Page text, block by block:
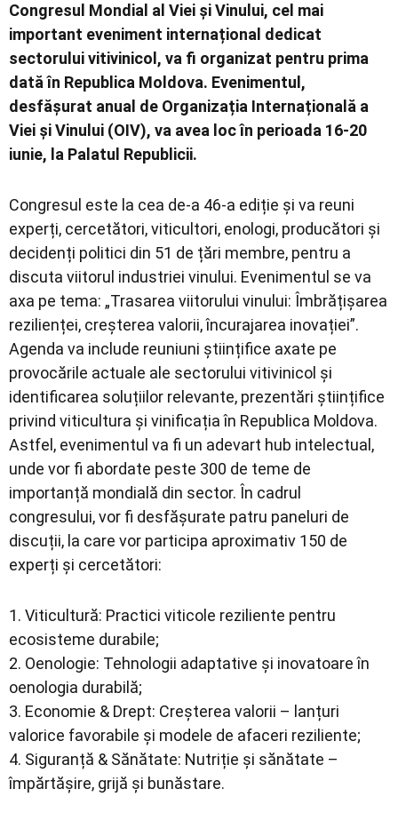
Congresul Mondial al Viei și Vinului, cel mai
important eveniment internațional dedicat
sectorului vitivinicol, va fi organizat pentru prima
dată în Republica Moldova. Evenimentul,
desfășurat anual de Organizația Internațională a
Viei și Vinului (OIV), va avea loc în perioada 16-20
iunie, la Palatul Republicii.
Congresul este la cea de-a 46-a ediție și va reuni
experți, cercetători, viticultori, enologi, producători și
decidenți politici din 51 de țări membre, pentru a
discuta viitorul industriei vinului. Evenimentul se va
axa pe tema: „Trasarea viitorului vinului: Îmbrățișarea
rezilienței, creșterea valorii, încurajarea inovației”.
Agenda va include reuniuni științifice axate pe
provocările actuale ale sectorului vitivinicol și
identificarea soluțiilor relevante, prezentări științifice
privind viticultura și vinificația în Republica Moldova.
Astfel, evenimentul va fi un adevart hub intelectual,
unde vor fi abordate peste 300 de teme de
importanță mondială din sector. În cadrul
congresului, vor fi desfășurate patru paneluri de
discuții, la care vor participa aproximativ 150 de
experți și cercetători:
1. Viticultură: Practici viticole reziliente pentru
ecosisteme durabile;
2. Oenologie: Tehnologii adaptative și inovatoare în
oenologia durabilă;
3. Economie & Drept: Creșterea valorii – lanțuri
valorice favorabile și modele de afaceri reziliente;
4. Siguranță & Sănătate: Nutriție și sănătate –
împărtășire, grijă și bunăstare.